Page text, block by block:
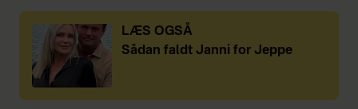
LÆS OGSÅ
Sådan faldt Janni for Jeppe